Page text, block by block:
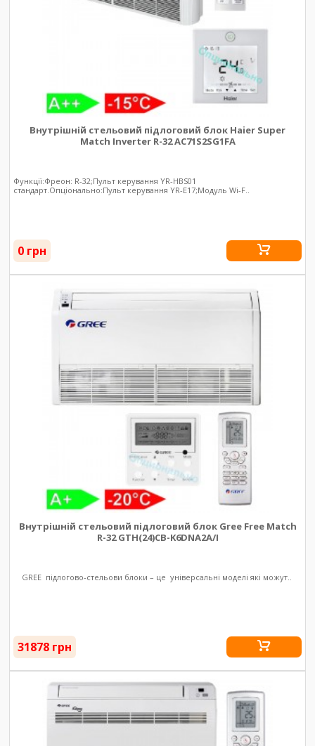
Внутрішній стельовий підлоговий блок Haier Super
Match Inverter R-32 AC71S2SG1FA
Функції:Фреон: R-32;Пульт керування YR-HBS01
стандарт.Опціонально:Пульт керування YR-E17;Модуль Wi-F..
0 грн
Внутрішній стельовий підлоговий блок Gree Free Match
R-32 GTH(24)CB-K6DNA2A/I
GREE підлогово-стельови блоки – це універсальні моделі які можут..
31878 грн